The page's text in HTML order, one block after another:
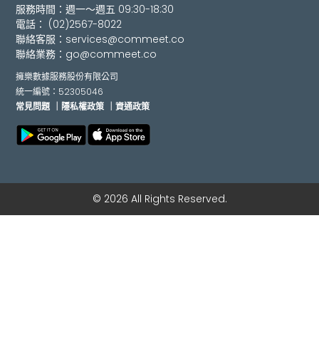
服務時間：週一～週五 09:30-18:30
電話： (02)2567-8022
聯絡客服： services@commeet.co
聯絡業務： go@commeet.co
擁樂數據服務股份有限公司
統一編號：52305046
常見問題
｜隱私權政策 ｜資通政策
© 2026 All Rights Reserved.